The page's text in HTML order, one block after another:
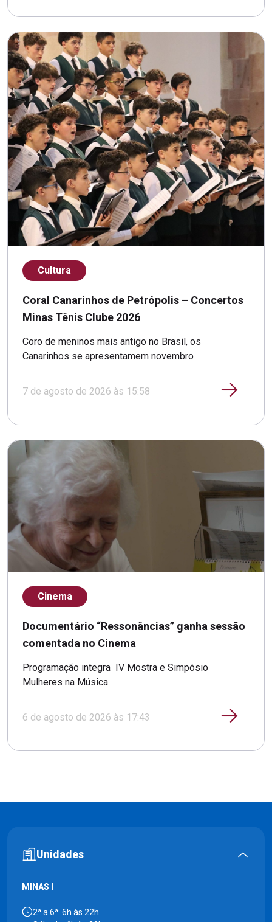
Cultura
Coral Canarinhos de Petrópolis – Concertos
Minas Tênis Clube 2026
Coro de meninos mais antigo no Brasil, os
Canarinhos se apresentamem novembro
7 de agosto de 2026 às 15:58
Cinema
Documentário “Ressonâncias” ganha sessão
comentada no Cinema
Programação integra IV Mostra e Simpósio
Mulheres na Música
6 de agosto de 2026 às 17:43
Unidades
MINAS I
2ª a 6ª: 6h às 22h